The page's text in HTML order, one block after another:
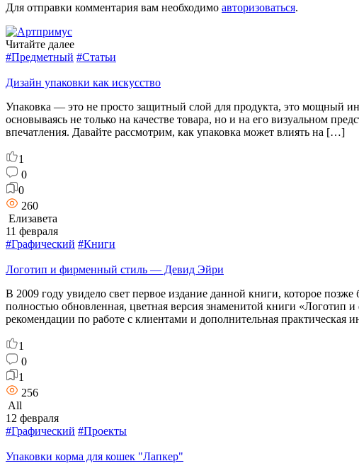
Для отправки комментария вам необходимо авторизоваться.
Читайте далее
#Предметный #Статьи
Дизайн упаковки как искусство
Упаковка — это не просто защитный слой для продукта, это мощный
основываясь не только на качестве товара, но и на его визуальном
впечатления. Давайте рассмотрим, как упаковка может влиять на […]
1
0
0
260
Елизавета
11 февраля
#Графический #Книги
Логотип и фирменный стиль — Девид Эйри
В 2009 году увидело свет первое издание данной книги, которое
полностью обновленная, цветная версия знаменитой книги
рекомендации по работе с клиентами и дополнительная
1
0
1
256
All
12 февраля
#Графический #Проекты
Упаковки корма для кошек "Лапкер"